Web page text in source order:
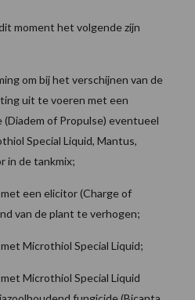
moment het volgende zijn
om bij het verschijnen van de
uit te voeren met een
of Propulse) eventueel
Special Liquid, Mantus,
in de tankmix;
een elicitor (Charge of
van de plant te verhogen;
Microthiol Special Liquid;
Microthiol Special Liquid